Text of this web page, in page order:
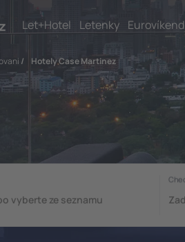
Let+Hotel Letenky Eurovíkend
/ Hotely Case Martinez